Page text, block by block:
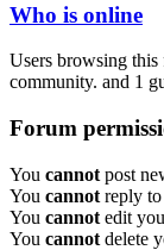
Who is online
Users browsing this
community. and 1
Forum
You cannot post
You cannot reply
You cannot edit
You cannot delete